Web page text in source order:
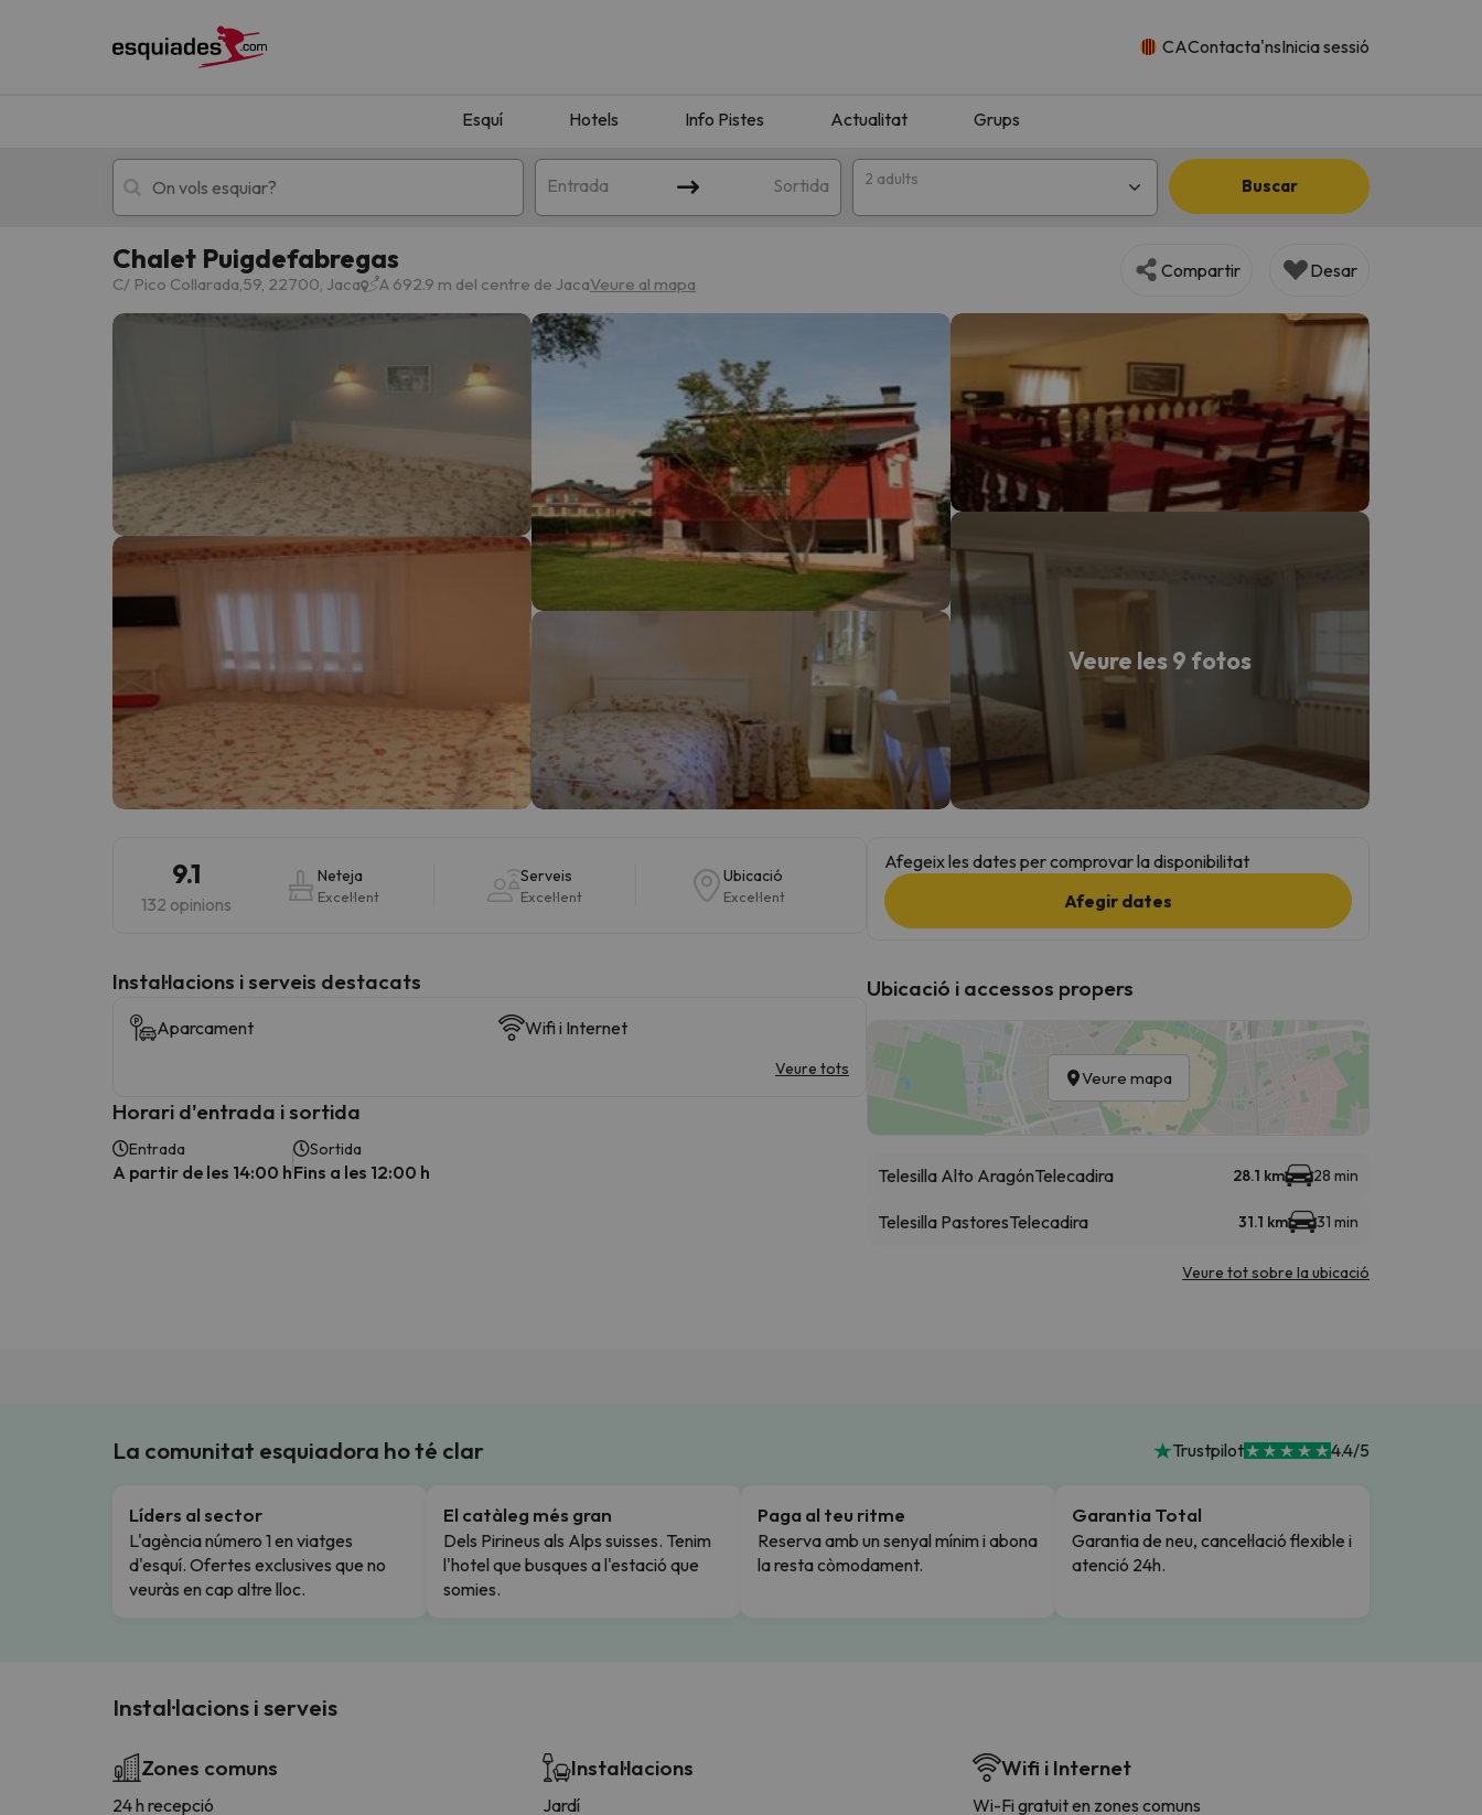
CAContacta'nsInicia sessió
Esquí Hotels Info Pistes Actualitat Grups
Entrada Sortida 2 adults Buscar
Esquí Escapades
!Vaja! No hem trobat resultats que coincideixin amb la teva cerca. Intenteu modificar la destinació.
Vaja! Sembla que el nostre cercador ha perdut el nord. Quan trobi la seva brúixola torna.
Chalet Puigdefabregas
C/ Pico Collarada,59, 22700, Jaca A 692.9 m del centre de JacaVeure al mapa
Compartir Desar
Veure les 9 fotos
9.1
132 opinions
Neteja
Excel·lent
Serveis
Excel·lent
Ubicació
Excel·lent
Instal·lacions i serveis destacats
Aparcament Wifi i Internet
Veure tots
Horari d'entrada i sortida
Entrada
A partir de les 14:00 h
Sortida
Fins a les 12:00 h
Afegeix les dates per comprovar la disponibilitat
Afegir dates
Ubicació i accessos propers
Veure mapa
Telesilla Alto AragónTelecadira 28.1 km 28 min
Telesilla PastoresTelecadira 31.1 km 31 min
Veure tot sobre la ubicació
La comunitat esquiadora ho té clar Trustpilot 4.4/5
Líders al sector
L'agència número 1 en viatges
d'esquí. Ofertes exclusives que no
veuràs en cap altre lloc.
El catàleg més gran
Dels Pirineus als Alps suisses. Tenim
l'hotel que busques a l'estació que
somies.
Paga al teu ritme
Reserva amb un senyal mínim i abona
la resta còmodament.
Garantia Total
Garantia de neu, cancel·lació flexible i
atenció 24h.
Instal·lacions i serveis
Zones comuns
24 h recepció
Instal·lacions
Jardí
Wifi i Internet
Wi-Fi gratuit en zones comuns